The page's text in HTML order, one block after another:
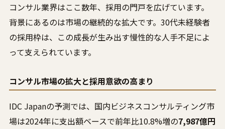
コンサル業界はここ数年、採用の門戸を広げています。
背景にあるのは市場の継続的な拡大です。30代未経験者
の採用枠は、この成長が生み出す慢性的な人手不足によ
って支えられています。
コンサル市場の拡大と採用意欲の高まり
IDC Japanの予測では、国内ビジネスコンサルティング市
場は2024年に支出額ベースで前年比10.8%増の7,987億円